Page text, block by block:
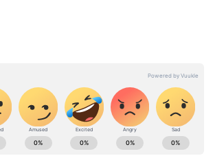
ಬಂದು ಅಂಗಡಿಯನ್ನು ಪರಿಶೀಲಿಸಿದಾಗ,
ಮೆಟ್ಟಿಲುಗಳ ಗೇಟ್‌ನ ಬೀಗ
ಕಳ್ಳರು ಇದೇ ಮಾರ್ಗವಾಗಿ
ಬೇರೆ ಬೇರೆ ಪ್ರಮುಖ
ಸ್ಮಾರ್ಟ್‌ಫೋನ್‌ಗಳನ್ನು ಚೀಲಕ್ಕೆ